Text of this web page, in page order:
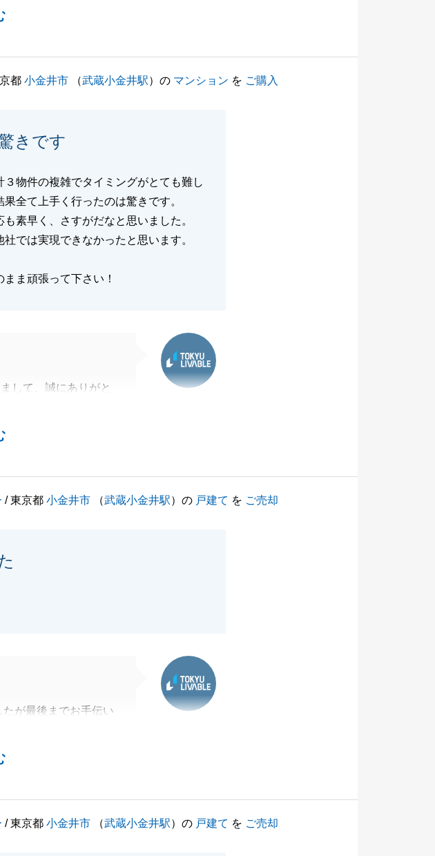
嬉しく思います。い
いました。
いただけますと幸い
都小金井市 （武蔵小金井駅）の マンション を ご購入
きです
物件の複雑でタイミングがとても難し
全て上手く行ったのは驚きです。
素早く、さすがだなと思いました。
では実現できなかったと思います。
ま頑張って下さい！
して、誠にありがと
なご状況でしたがN
変嬉しく思います。
様のご協力に感謝し
ければと思います。
/ 東京都小金井市 （武蔵小金井駅）の 戸建て を ご売却
が最後までお手伝い
お気軽にご連絡くだ
/ 東京都小金井市 （武蔵小金井駅）の 戸建て を ご売却